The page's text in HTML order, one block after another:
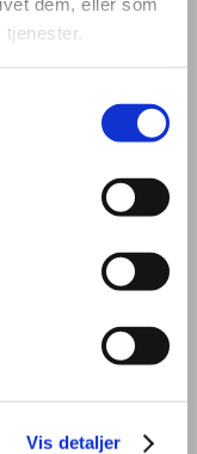
Vis detaljer
FREMTID
KONTAKT